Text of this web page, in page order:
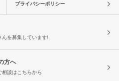
プライバシーポリシー
んを募集しています!
方へ
相談はこちらから